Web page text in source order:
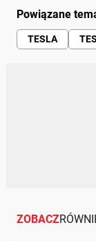
Powiązane
TESLA
ZOBACZ